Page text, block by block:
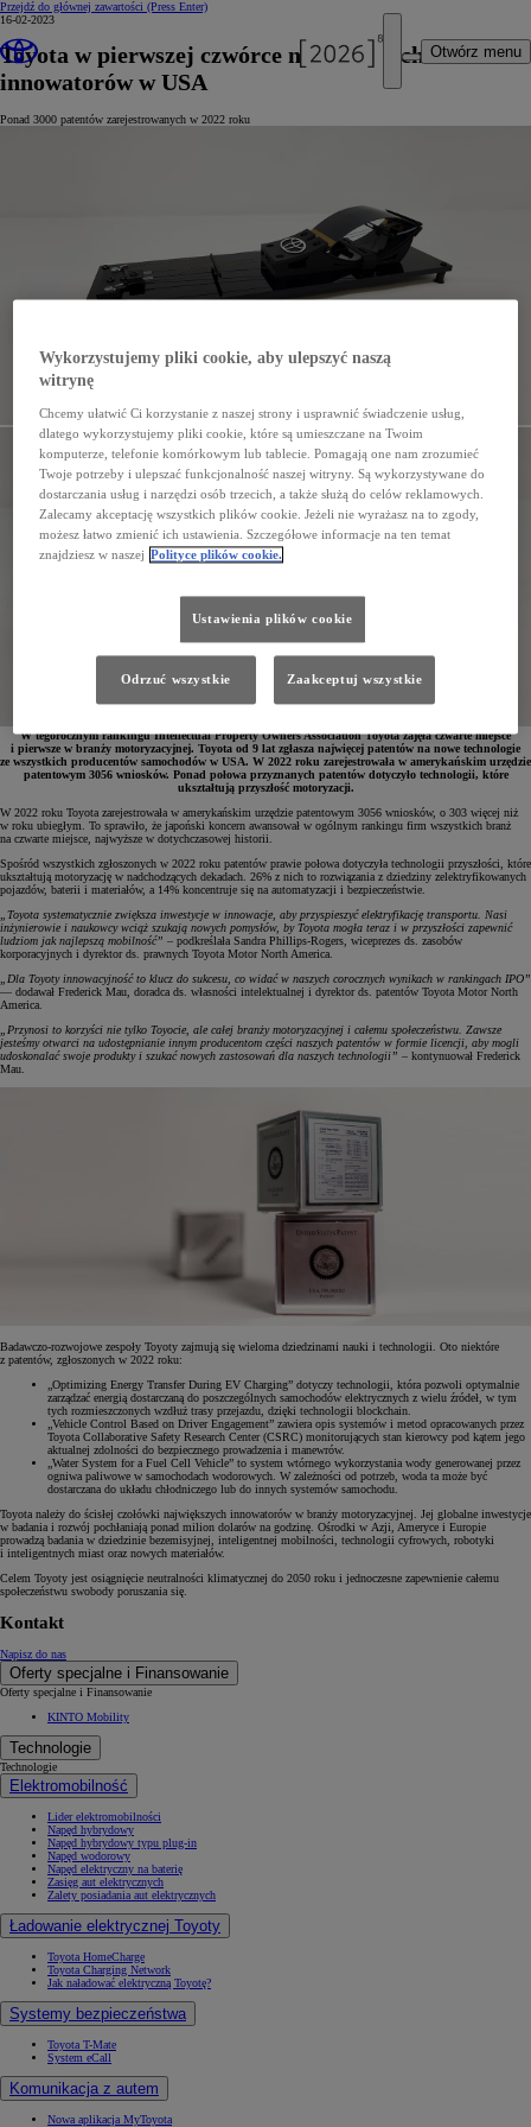
Przejdź do głównej zawartości (Press Enter)
Otwórz menu
16-02-2023
Toyota w pierwszej czwórce największych
innowatorów w USA
Ponad 3000 patentów zarejestrowanych w 2022 roku
W tegorocznym rankingu Intellectual Property Owners Association Toyota zajęła czwarte miejsce
i pierwsze w branży motoryzacyjnej. Toyota od 9 lat zgłasza najwięcej patentów na nowe technologie
ze wszystkich producentów samochodów w USA. W 2022 roku zarejestrowała w amerykańskim urzędzie
patentowym 3056 wniosków. Ponad połowa przyznanych patentów dotyczyło technologii, które
ukształtują przyszłość motoryzacji.
W 2022 roku Toyota zarejestrowała w amerykańskim urzędzie patentowym 3056 wniosków, o 303 więcej niż
w roku ubiegłym. To sprawiło, że japoński koncern awansował w ogólnym rankingu firm wszystkich branż
na czwarte miejsce, najwyższe w dotychczasowej historii.
Spośród wszystkich zgłoszonych w 2022 roku patentów prawie połowa dotyczyła technologii przyszłości, które
ukształtują motoryzację w nadchodzących dekadach. 26% z nich to rozwiązania z dziedziny zelektryfikowanych
pojazdów, baterii i materiałów, a 14% koncentruje się na automatyzacji i bezpieczeństwie.
„Toyota systematycznie zwiększa inwestycje w innowacje, aby przyspieszyć elektryfikację transportu. Nasi
inżynierowie i naukowcy wciąż szukają nowych pomysłów, by Toyota mogła teraz i w przyszłości zapewnić
ludziom jak najlepszą mobilność” – podkreślała Sandra Phillips-Rogers, wiceprezes ds. zasobów
korporacyjnych i dyrektor ds. prawnych Toyota Motor North America.
„Dla Toyoty innowacyjność to klucz do sukcesu, co widać w naszych corocznych wynikach w rankingach IPO”
— dodawał Frederick Mau, doradca ds. własności intelektualnej i dyrektor ds. patentów Toyota Motor North
America.
„Przynosi to korzyści nie tylko Toyocie, ale całej branży motoryzacyjnej i całemu społeczeństwu. Zawsze
jesteśmy otwarci na udostępnianie innym producentom części naszych patentów w formie licencji, aby mogli
udoskonalać swoje produkty i szukać nowych zastosowań dla naszych technologii” – kontynuował Frederick
Mau.
Badawczo-rozwojowe zespoły Toyoty zajmują się wieloma dziedzinami nauki i technologii. Oto niektóre
z patentów, zgłoszonych w 2022 roku:
„Optimizing Energy Transfer During EV Charging” dotyczy technologii, która pozwoli optymalnie
zarządzać energią dostarczaną do poszczególnych samochodów elektrycznych z wielu źródeł, w tym
tych rozmieszczonych wzdłuż trasy przejazdu, dzięki technologii blockchain.
„Vehicle Control Based on Driver Engagement” zawiera opis systemów i metod opracowanych przez
Toyota Collaborative Safety Research Center (CSRC) monitorujących stan kierowcy pod kątem jego
aktualnej zdolności do bezpiecznego prowadzenia i manewrów.
„Water System for a Fuel Cell Vehicle” to system wtórnego wykorzystania wody generowanej przez
ogniwa paliwowe w samochodach wodorowych. W zależności od potrzeb, woda ta może być
dostarczana do układu chłodniczego lub do innych systemów samochodu.
Toyota należy do ścisłej czołówki największych innowatorów w branży motoryzacyjnej. Jej globalne inwestycje
w badania i rozwój pochłaniają ponad milion dolarów na godzinę. Ośrodki w Azji, Ameryce i Europie
prowadzą badania w dziedzinie bezemisyjnej, inteligentnej mobilności, technologii cyfrowych, robotyki
i inteligentnych miast oraz nowych materiałów.
Celem Toyoty jest osiągnięcie neutralności klimatycznej do 2050 roku i jednoczesne zapewnienie całemu
społeczeństwu swobody poruszania się.
Kontakt
Napisz do nas
Oferty specjalne i Finansowanie
Oferty specjalne i Finansowanie
KINTO Mobility
Technologie
Technologie
Elektromobilność
Lider elektromobilności
Napęd hybrydowy
Napęd hybrydowy typu plug-in
Napęd wodorowy
Napęd elektryczny na baterię
Zasięg aut elektrycznych
Zalety posiadania aut elektrycznych
Ładowanie elektrycznej Toyoty
Toyota HomeCharge
Toyota Charging Network
Jak naładować elektryczną Toyotę?
Systemy bezpieczeństwa
Toyota T-Mate
System eCall
Komunikacja z autem
Nowa aplikacja MyToyota
Wykorzystujemy pliki cookie, aby ulepszyć naszą
witrynę
Chcemy ułatwić Ci korzystanie z naszej strony i usprawnić świadczenie usług,
dlatego wykorzystujemy pliki cookie, które są umieszczane na Twoim
komputerze, telefonie komórkowym lub tablecie. Pomagają one nam zrozumieć
Twoje potrzeby i ulepszać funkcjonalność naszej witryny. Są wykorzystywane do
dostarczania usług i narzędzi osób trzecich, a także służą do celów reklamowych.
Zalecamy akceptację wszystkich plików cookie. Jeżeli nie wyrażasz na to zgody,
możesz łatwo zmienić ich ustawienia. Szczegółowe informacje na ten temat
znajdziesz w naszej Polityce plików cookie.
Ustawienia plików cookie
Odrzuć wszystkie Zaakceptuj wszystkie